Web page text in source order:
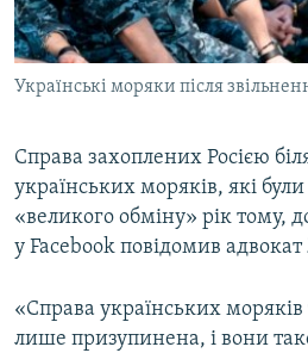
СВІДЧЕННЯ ОКУПАЦІЇ
УКРАЇНСЬКА ПРОБЛЕМА КРИМУ
ІНФОГРАФІКА
Qırımtatar
ДОЛУЧАЙСЯ!
Усі сайти RFE/RL
Українські моряки після
Справа захоплених Росією
українських моряків, які
«великого обміну» рік тому,
у Facebook повідомив адвокат
«Справа українських
лише призупинена, і вони